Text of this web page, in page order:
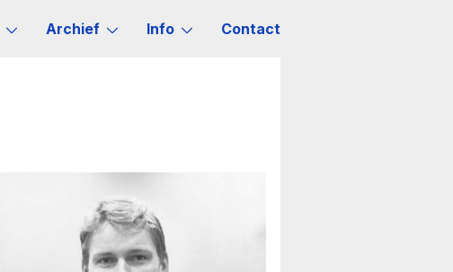
Archief Info Contact